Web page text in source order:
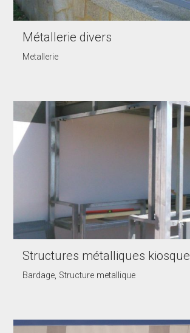
Métallerie divers
Metallerie
Structures métalliques kiosque
Bardage, Structure metallique